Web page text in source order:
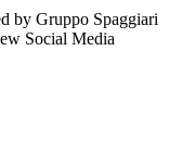
by Gruppo Spaggiari
Social Media